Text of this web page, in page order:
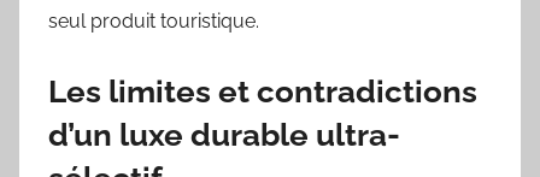
seul produit touristique.
Les limites et contradictions
d’un luxe durable ultra-